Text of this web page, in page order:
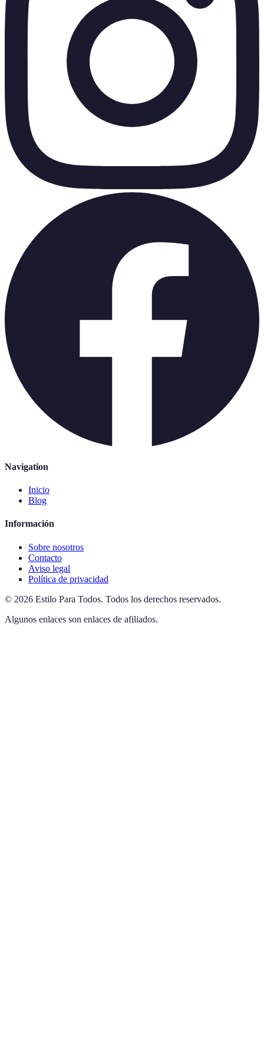
Navigation
Inicio
Blog
Información
Sobre nosotros
Contacto
Aviso legal
Política de privacidad
© 2026 Estilo Para Todos. Todos los derechos reservados.
Algunos enlaces son enlaces de afiliados.